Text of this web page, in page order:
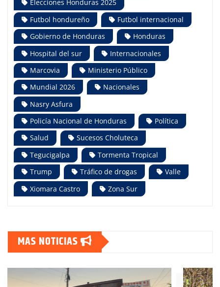
Elecciones Honduras 2025
Futbol hondureño
Futbol internacional
Gobierno de Honduras
Honduras
Hospital del sur
Internacionales
Marcovia
Ministerio Público
Mundial 2026
Nacionales
Nasry Asfura
Policía Nacional de Honduras
Política
Salud
Sucesos Choluteca
Tegucigalpa
Tormenta Tropical
Trump
Tráfico de drogas
Valle
Xiomara Castro
Zona Sur
MAS NOTICIAS